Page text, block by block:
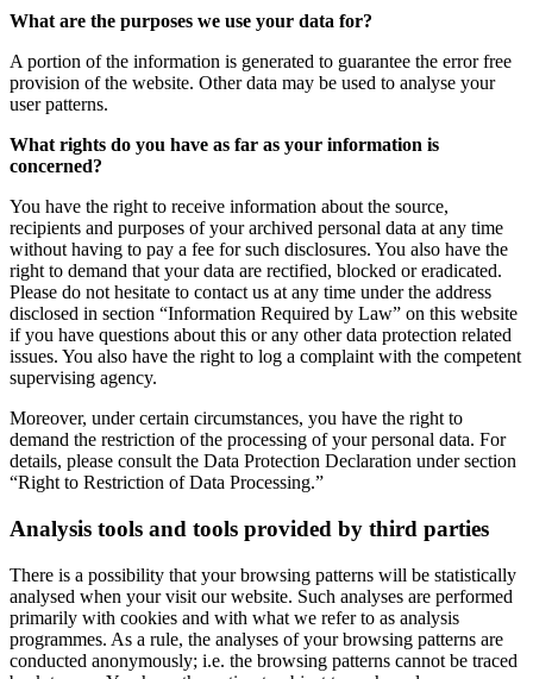
What are the purposes we use your data for?
A portion of the information is generated to guarantee the error free
provision of the website. Other data may be used to analyse your
user patterns.
What rights do you have as far as your information is
concerned?
You have the right to receive information about the source,
recipients and purposes of your archived personal data at any time
without having to pay a fee for such disclosures. You also have the
right to demand that your data are rectified, blocked or eradicated.
Please do not hesitate to contact us at any time under the address
disclosed in section “Information Required by Law” on this website
if you have questions about this or any other data protection related
issues. You also have the right to log a complaint with the competent
supervising agency.
Moreover, under certain circumstances, you have the right to
demand the restriction of the processing of your personal data. For
details, please consult the Data Protection Declaration under section
“Right to Restriction of Data Processing.”
Analysis tools and tools provided by third parties
There is a possibility that your browsing patterns will be statistically
analysed when your visit our website. Such analyses are performed
primarily with cookies and with what we refer to as analysis
programmes. As a rule, the analyses of your browsing patterns are
conducted anonymously; i.e. the browsing patterns cannot be traced